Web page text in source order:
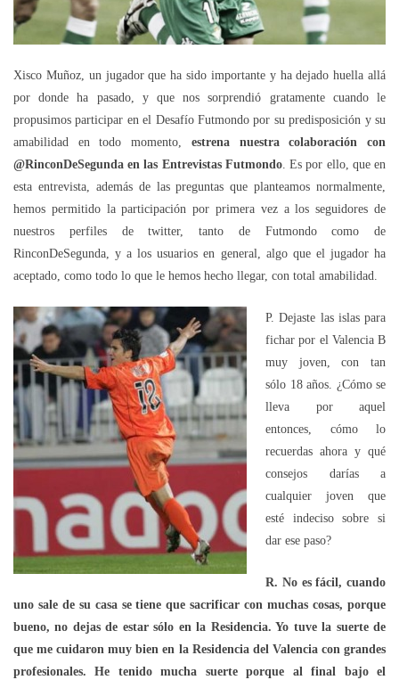
Xisco Muñoz, un jugador que ha sido importante y ha dejado huella allá
por donde ha pasado, y que nos sorprendió gratamente cuando le
propusimos participar en el Desafío Futmondo por su predisposición y su
amabilidad en todo momento, estrena nuestra colaboración con
@RinconDeSegunda en las Entrevistas Futmondo. Es por ello, que en
esta entrevista, además de las preguntas que planteamos normalmente,
hemos permitido la participación por primera vez a los seguidores de
nuestros perfiles de twitter, tanto de Futmondo como de
RinconDeSegunda, y a los usuarios en general, algo que el jugador ha
aceptado, como todo lo que le hemos hecho llegar, con total amabilidad.
P. Dejaste las islas para
fichar por el Valencia B
muy joven, con tan
sólo 18 años. ¿Cómo se
lleva por aquel
entonces, cómo lo
recuerdas ahora y qué
consejos darías a
cualquier joven que
esté indeciso sobre si
dar ese paso?
R. No es fácil, cuando
uno sale de su casa se tiene que sacrificar con muchas cosas, porque
bueno, no dejas de estar sólo en la Residencia. Yo tuve la suerte de
que me cuidaron muy bien en la Residencia del Valencia con grandes
profesionales. He tenido mucha suerte porque al final bajo el